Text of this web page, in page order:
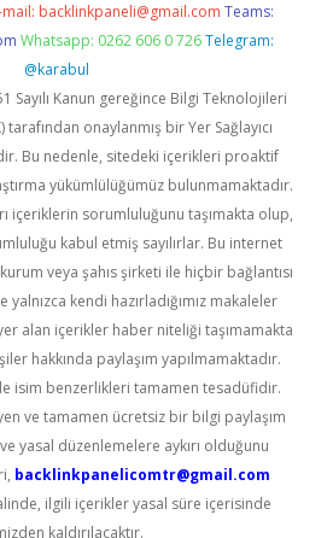
mail: backlinkpaneli@gmail.com Teams:
Whatsapp: 0262 606 0 726 Telegram:
@karabul
Sayılı Kanun gereğince Bilgi Teknolojileri
onaylanmış bir Yer Sağlayıcı
Bu nedenle, sitedeki içerikleri proaktif
yükümlülüğümüz bulunmamaktadır.
içeriklerin sorumluluğunu taşımakta olup,
kabul etmiş sayılırlar. Bu internet
veya şahıs şirketi ile hiçbir bağlantısı
kendi hazırladığımız makaleler
alan içerikler haber niteliği taşımamakta
hakkında paylaşım yapılmamaktadır.
isim benzerlikleri tamamen tesadüfidir.
ve tamamen ücretsiz bir bilgi paylaşım
yasal düzenlemelere aykırı olduğunu
backlinkpanelicomtr@gmail.com
ilgili içerikler yasal süre içerisinde
kaldırılacaktır.